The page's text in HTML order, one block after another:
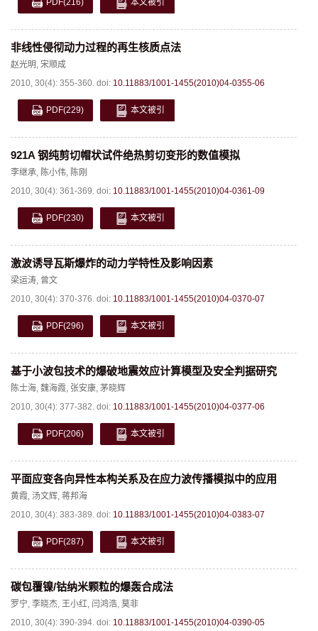
PDF(216) 本文被引
非线性侵彻动力过程的再生核质点法
赵光明, 宋顺成
2010, 30(4): 355-360. doi: 10.11883/1001-1455(2010)04-0355-06
PDF(229) 本文被引
921A 钢纯剪切帽状试件绝热剪切变形的数值模拟
李继承, 陈小伟, 陈刚
2010, 30(4): 361-369. doi: 10.11883/1001-1455(2010)04-0361-09
PDF(230) 本文被引
激波诱导瓦斯爆炸的动力学特性及影响因素
梁运涛, 曾文
2010, 30(4): 370-376. doi: 10.11883/1001-1455(2010)04-0370-07
PDF(296) 本文被引
基于小波包技术的爆破地震效应计算模型及安全判据研究
陈士海, 魏海霞, 张安康, 茅晓辉
2010, 30(4): 377-382. doi: 10.11883/1001-1455(2010)04-0377-06
PDF(206) 本文被引
平面应变各向异性本构关系及在应力波传播模拟中的应用
黄霞, 汤文辉, 蒋邦海
2010, 30(4): 383-389. doi: 10.11883/1001-1455(2010)04-0383-07
PDF(287) 本文被引
碳包覆镍/钴纳米颗粒的爆轰合成法
罗宁, 李晓杰, 王小红, 闫鸿浩, 莫非
2010, 30(4): 390-394. doi: 10.11883/1001-1455(2010)04-0390-05